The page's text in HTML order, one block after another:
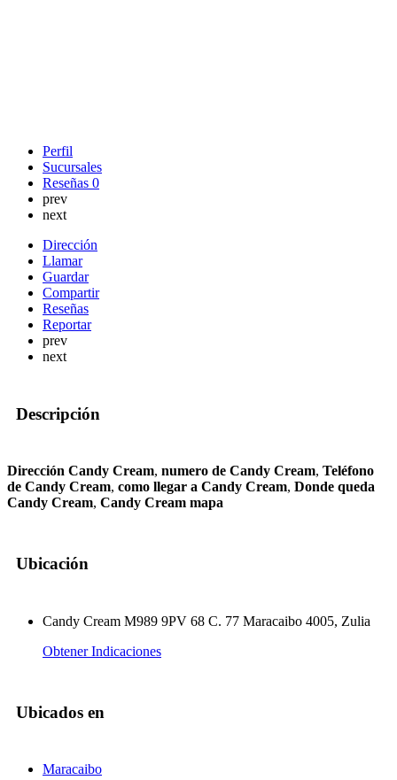
Perfil
Sucursales
Reseñas 0
prev
next
Dirección
Llamar
Guardar
Compartir
Reseñas
Reportar
prev
next
Descripción
Dirección Candy Cream, numero de Candy Cream, Teléfono
de Candy Cream, como llegar a Candy Cream, Donde queda
Candy Cream, Candy Cream mapa
Ubicación
Candy Cream M989 9PV 68 C. 77 Maracaibo 4005, Zulia
Obtener Indicaciones
Ubicados en
Maracaibo